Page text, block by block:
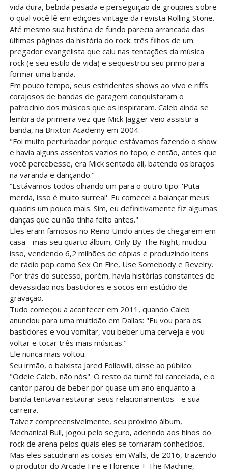
vida dura, bebida pesada e perseguição de groupies sobre
o qual você lê em edições vintage da revista Rolling Stone.
Até mesmo sua história de fundo parecia arrancada das
últimas páginas da história do rock: três filhos de um
pregador evangelista que caiu nas tentações da música
rock (e seu estilo de vida) e sequestrou seu primo para
formar uma banda.
Em pouco tempo, seus estridentes shows ao vivo e riffs
corajosos de bandas de garagem conquistaram o
patrocínio dos músicos que os inspiraram. Caleb ainda se
lembra da primeira vez que Mick Jagger veio assistir a
banda, na Brixton Academy em 2004.
"Foi muito perturbador porque estávamos fazendo o show
e havia alguns assentos vazios no topo; e então, antes que
você percebesse, era Mick sentado ali, batendo os braços
na varanda e dançando."
“Estávamos todos olhando um para o outro tipo: 'Puta
merda, isso é muito surreal'. Eu comecei a balançar meus
quadris um pouco mais. Sim, eu definitivamente fiz algumas
danças que eu não tinha feito antes."
Eles eram famosos no Reino Unido antes de chegarem em
casa - mas seu quarto álbum, Only By The Night, mudou
isso, vendendo 6,2 milhões de cópias e produzindo itens
de rádio pop como Sex On Fire, Use Somebody e Revelry.
Por trás do sucesso, porém, havia histórias constantes de
devassidão nos bastidores e socos em estúdio de
gravação.
Tudo começou a acontecer em 2011, quando Caleb
anunciou para uma multidão em Dallas: "Eu vou para os
bastidores e vou vomitar, vou beber uma cerveja e vou
voltar e tocar três mais músicas."
Ele nunca mais voltou.
Seu irmão, o baixista Jared Followill, disse ao público:
"Odeie Caleb, não nós". O resto da turnê foi cancelada, e o
cantor parou de beber por quase um ano enquanto a
banda tentava restaurar seus relacionamentos - e sua
carreira.
Talvez compreensivelmente, seu próximo álbum,
Mechanical Bull, jogou pelo seguro, aderindo aos hinos do
rock de arena pelos quais eles se tornaram conhecidos.
Mas eles sacudiram as coisas em Walls, de 2016, trazendo
o produtor do Arcade Fire e Florence + The Machine,